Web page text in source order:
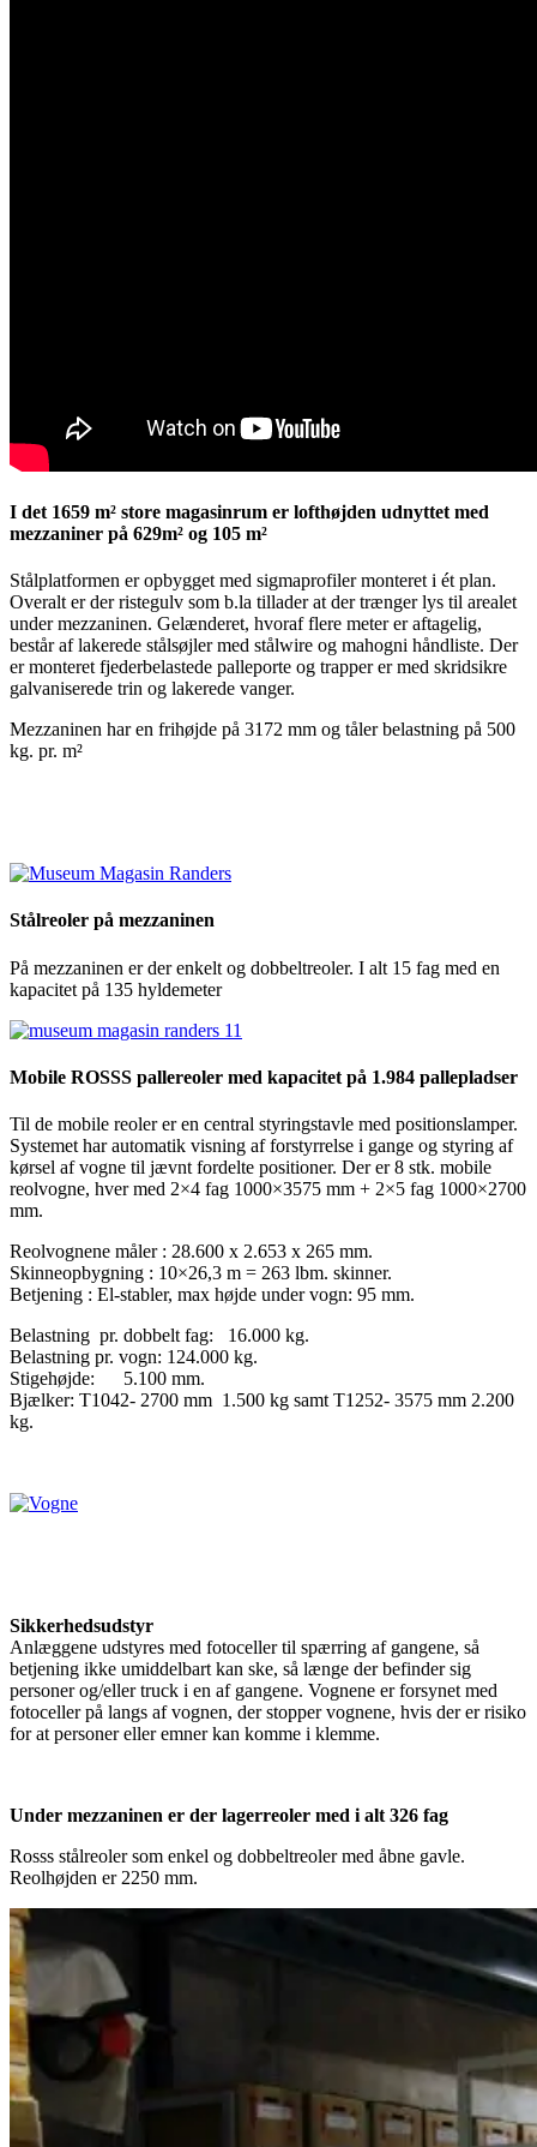
I det 1659 m² store magasinrum er lofthøjden udnyttet med
mezzaniner på 629m² og 105 m²
Stålplatformen er opbygget med sigmaprofiler monteret i ét plan.
Overalt er der ristegulv som b.la tillader at der trænger lys til arealet
under mezzaninen. Gelænderet, hvoraf flere meter er aftagelig,
består af lakerede stålsøjler med stålwire og mahogni håndliste. Der
er monteret fjederbelastede palleporte og trapper er med skridsikre
galvaniserede trin og lakerede vanger.
Mezzaninen har en frihøjde på 3172 mm og tåler belastning på 500
kg. pr. m²
Stålreoler på mezzaninen
På mezzaninen er der enkelt og dobbeltreoler. I alt 15 fag med en
kapacitet på 135 hyldemeter
Mobile ROSSS pallereoler med kapacitet på 1.984 pallepladser
Til de mobile reoler er en central styringstavle med positionslamper.
Systemet har automatik visning af forstyrrelse i gange og styring af
kørsel af vogne til jævnt fordelte positioner. Der er 8 stk. mobile
reolvogne, hver med 2×4 fag 1000×3575 mm + 2×5 fag 1000×2700
mm.
Reolvognene måler : 28.600 x 2.653 x 265 mm.
Skinneopbygning : 10×26,3 m = 263 lbm. skinner.
Betjening : El-stabler, max højde under vogn: 95 mm.
Belastning pr. dobbelt fag: 16.000 kg.
Belastning pr. vogn: 124.000 kg.
Stigehøjde: 5.100 mm.
Bjælker: T1042- 2700 mm 1.500 kg samt T1252- 3575 mm 2.200
kg.
Sikkerhedsudstyr
Anlæggene udstyres med fotoceller til spærring af gangene, så
betjening ikke umiddelbart kan ske, så længe der befinder sig
personer og/eller truck i en af gangene. Vognene er forsynet med
fotoceller på langs af vognen, der stopper vognene, hvis der er risiko
for at personer eller emner kan komme i klemme.
Under mezzaninen er der lagerreoler med i alt 326 fag
Rosss stålreoler som enkel og dobbeltreoler med åbne gavle.
Reolhøjden er 2250 mm.